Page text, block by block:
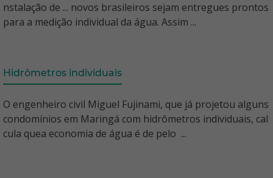
nstalação de ... novos brasileiros sejam entregues prontos
para a medição individual da água. Assim ...
Hidrômetros individuais
O engenheiro civil Miguel Fujinami, que já projetou alguns
condomínios em Maringá com hidrômetros individuais, cal
cula quea economia de água é de pelo ...